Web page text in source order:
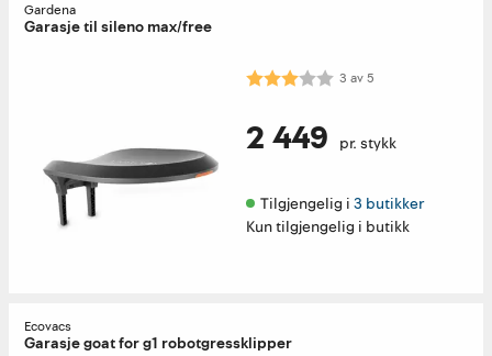
Gardena
Garasje til sileno max/free
Karakter: 3.0 av 5 mulige
3 av5
2 449 pr. stykk
Tilgjengelig i 3 butikker
Kun tilgjengelig i butikk
Ecovacs
Garasje goat for g1 robotgressklipper